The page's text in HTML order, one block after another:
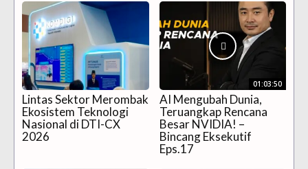
Lintas Sektor Merombak
Ekosistem Teknologi
Nasional di DTI-CX
2026
01:03:50
AI Mengubah Dunia,
Teruangkap Rencana
Besar NVIDIA! –
Bincang Eksekutif
Eps.17